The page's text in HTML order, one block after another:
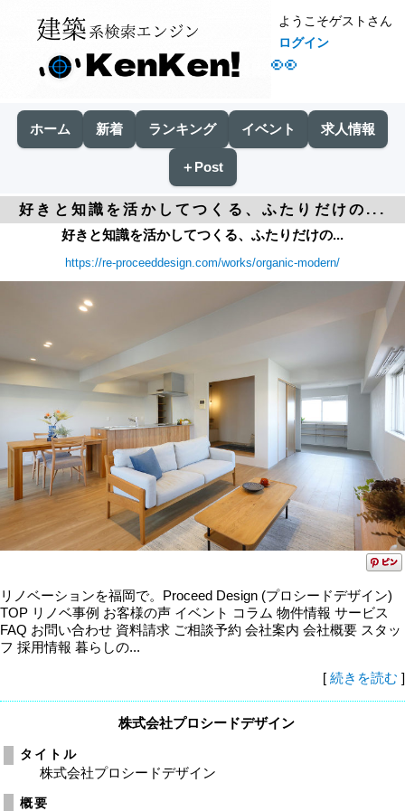
👀
ようこそゲストさん
ログイン
ホーム 新着 ランキング イベント 求人情報
＋Post
好きと知識を活かしてつくる、ふたりだけの...
好きと知識を活かしてつくる、ふたりだけの...
https://re-proceeddesign.com/works/organic-modern/
リノベーションを福岡で。Proceed Design (プロシードデザイン)
TOP リノベ事例 お客様の声 イベント コラム 物件情報 サービス
FAQ お問い合わせ 資料請求 ご相談予約 会社案内 会社概要 スタッ
フ 採用情報 暮らしの...
[ 続きを読む ]
株式会社プロシードデザイン
タイトル
株式会社プロシードデザイン
概要